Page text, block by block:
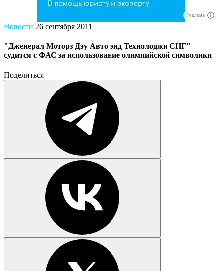
Реклама
Новости 26 сентября 2011
"Дженерал Моторз Дэу Авто энд Технолоджи СНГ"
судится с ФАС за использование олимпийской символики
Поделиться